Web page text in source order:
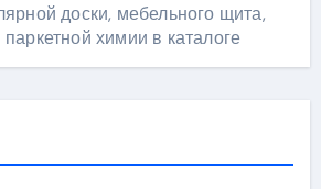
доски, мебельного щита,
химии в каталоге